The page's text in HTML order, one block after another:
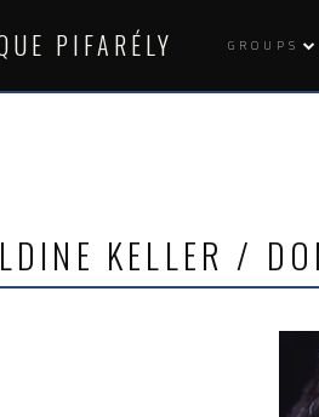
PIFARÉLY GROUPS
KELLER /